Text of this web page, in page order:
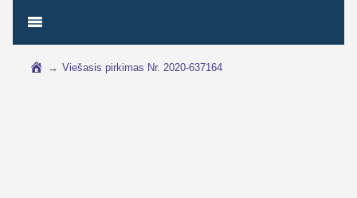
→ Viešasis pirkimas Nr. 2020-637164